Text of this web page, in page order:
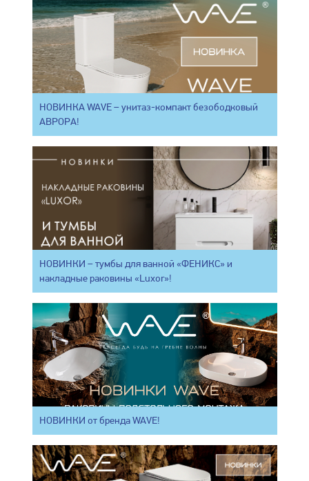
НОВИНКА WAVE – унитаз-компакт безободковый
АВРОРА!
НОВИНКИ – тумбы для ванной «ФЕНИКС» и
накладные раковины «Luxor»!
НОВИНКИ от бренда WAVE!